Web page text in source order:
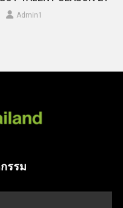
Admin​1
รรม